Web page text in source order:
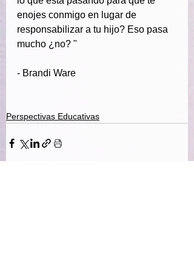
enojes conmigo en lugar de
responsabilizar a tu hijo? Eso pasa
mucho ¿no? "
- Brandi Ware
Perspectivas Educativas